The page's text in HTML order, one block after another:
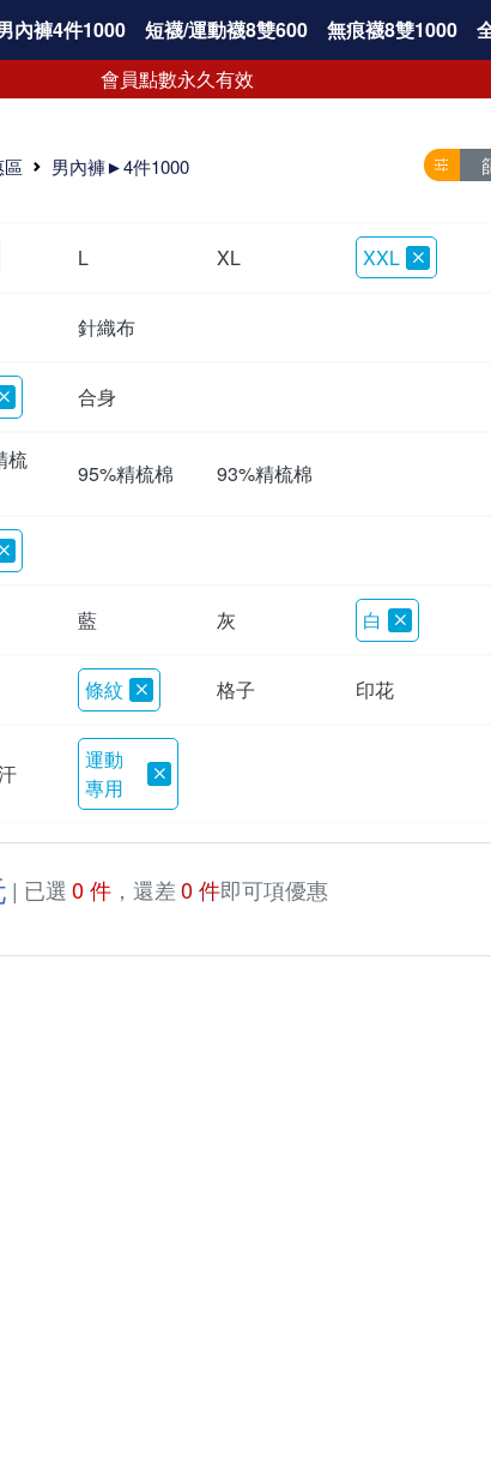
內褲4件1000 短襪/運動襪8雙600 無痕襪8雙1000
會員點數永久有效
男內褲►4件1000
L XL XXL
針織布
合身
梳
95%精梳棉 93%精梳棉
藍 灰 白
條紋 格子 印花
運動
專用
| 已選 0 件，還差0 件即可項優惠